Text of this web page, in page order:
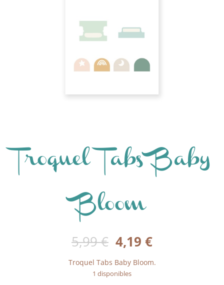
Troquel Tabs Baby
Bloom
5,99€ El
precio
original
era:
4,19 €El
actual
Troquel Tabs Baby Bloom.
1 disponibles